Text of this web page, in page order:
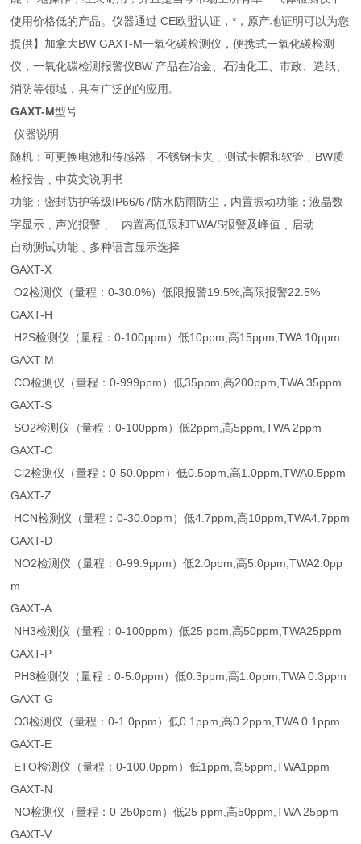
使用价格低的产品。仪器通过 CE欧盟认证，*，原产地证明可以为您
提供】加拿大BW GAXT-M一氧化碳检测仪，便携式一氧化碳检测
仪，一氧化碳检测报警仪BW 产品在冶金、石油化工、市政、造纸、
消防等领域，具有广泛的的应用。
GAXT-M型号
仪器说明
随机：可更换电池和传感器﹑不锈钢卡夹﹑测试卡帽和软管﹑BW质
检报告﹑中英文说明书
功能：密封防护等级IP66/67防水防雨防尘，内置振动功能；液晶数
字显示﹑声光报警﹑ 内置高低限和TWA/S报警及峰值﹑启动
自动测试功能﹑多种语言显示选择
GAXT-X
O2检测仪（量程：0-30.0%）低限报警19.5%,高限报警22.5%
GAXT-H
H2S检测仪（量程：0-100ppm）低10ppm,高15ppm,TWA 10ppm
GAXT-M
CO检测仪（量程：0-999ppm）低35ppm,高200ppm,TWA 35ppm
GAXT-S
SO2检测仪（量程：0-100ppm）低2ppm,高5ppm,TWA 2ppm
GAXT-C
Cl2检测仪（量程：0-50.0ppm）低0.5ppm,高1.0ppm,TWA0.5ppm
GAXT-Z
HCN检测仪（量程：0-30.0ppm）低4.7ppm,高10ppm,TWA4.7ppm
GAXT-D
NO2检测仪（量程：0-99.9ppm）低2.0ppm,高5.0ppm,TWA2.0pp
m
GAXT-A
NH3检测仪（量程：0-100ppm）低25 ppm,高50ppm,TWA25ppm
GAXT-P
PH3检测仪（量程：0-5.0ppm）低0.3ppm,高1.0ppm,TWA 0.3ppm
GAXT-G
O3检测仪（量程：0-1.0ppm）低0.1ppm,高0.2ppm,TWA 0.1ppm
GAXT-E
ETO检测仪（量程：0-100.0ppm）低1ppm,高5ppm,TWA1ppm
GAXT-N
NO检测仪（量程：0-250ppm）低25 ppm,高50ppm,TWA 25ppm
GAXT-V